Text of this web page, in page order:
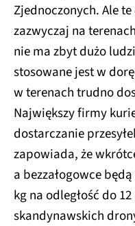
Zjednoczonych. Ale
zazwyczaj na
nie ma zbyt dużo
stosowane jest w
w terenach trudno
Największy firmy
dostarczanie
zapowiada, że
a bezzałogowce
kg na odległość do
skandynawskich